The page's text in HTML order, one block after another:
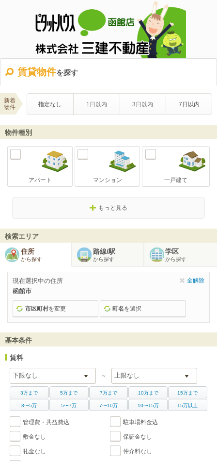
賃貸物件を探す
新着
物件
指定なし 1日以内 3日以内 7日以内
物件種別
アパート マンション 一戸建て
もっと見る
検索エリア
住所
から探す
路線/駅
から探す
学区
から探す
現在選択中の住所 全解除
函館市
市区町村を変更 町名を選択
基本条件
賃料
～
3万まで 5万まで 7万まで 10万まで 15万まで
3〜5万 5〜7万 7〜10万 10〜15万 15万以上
管理費・共益費込 駐車場料金込
敷金なし 保証金なし
礼金なし 仲介料なし